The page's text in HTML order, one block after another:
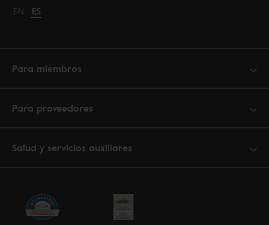
Change language to English
EN Cambiar idioma a español
ES
Para miembros
Para proveedores
Salud y servicios auxiliares